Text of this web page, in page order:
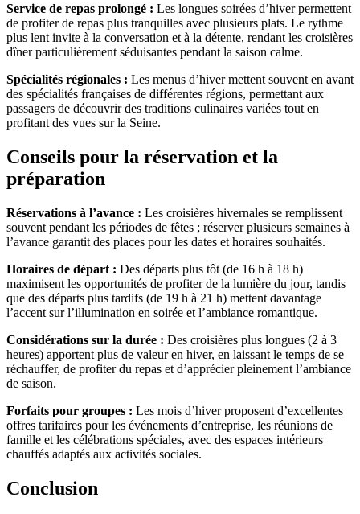
Service de repas prolongé : Les longues soirées d’hiver permettent
de profiter de repas plus tranquilles avec plusieurs plats. Le rythme
plus lent invite à la conversation et à la détente, rendant les croisières
dîner particulièrement séduisantes pendant la saison calme.
Spécialités régionales : Les menus d’hiver mettent souvent en avant
des spécialités françaises de différentes régions, permettant aux
passagers de découvrir des traditions culinaires variées tout en
profitant des vues sur la Seine.
Conseils pour la réservation et la
préparation
Réservations à l’avance : Les croisières hivernales se remplissent
souvent pendant les périodes de fêtes ; réserver plusieurs semaines à
l’avance garantit des places pour les dates et horaires souhaités.
Horaires de départ : Des départs plus tôt (de 16 h à 18 h)
maximisent les opportunités de profiter de la lumière du jour, tandis
que des départs plus tardifs (de 19 h à 21 h) mettent davantage
l’accent sur l’illumination en soirée et l’ambiance romantique.
Considérations sur la durée : Des croisières plus longues (2 à 3
heures) apportent plus de valeur en hiver, en laissant le temps de se
réchauffer, de profiter du repas et d’apprécier pleinement l’ambiance
de saison.
Forfaits pour groupes : Les mois d’hiver proposent d’excellentes
offres tarifaires pour les événements d’entreprise, les réunions de
famille et les célébrations spéciales, avec des espaces intérieurs
chauffés adaptés aux activités sociales.
Conclusion